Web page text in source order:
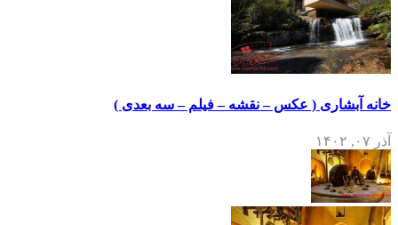
خانه آبشاری ( عکس – نقشه – فیلم – سه بعدی )
آذر ۰۷, ۱۴۰۲